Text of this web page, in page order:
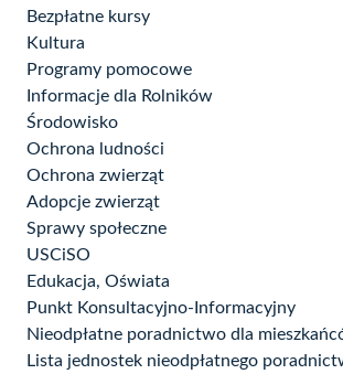
Bezpłatne kursy
Kultura
Programy pomocowe
Informacje dla Rolników
Środowisko
Ochrona ludności
Ochrona zwierząt
Adopcje zwierząt
Sprawy społeczne
USCiSO
Edukacja, Oświata
Punkt Konsultacyjno-Informacyjny
Nieodpłatne poradnictwo dla
Lista jednostek nieodpłatnego